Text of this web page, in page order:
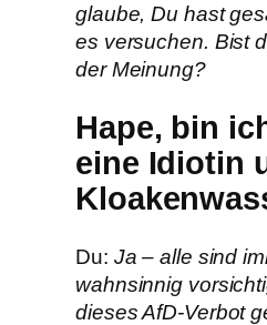
glaube, Du hast
es versuchen. Bist
der Meinung?
Hape, bin
eine Idiotin
Du: Ja – alle sind
wahnsinnig
dieses AfD-Verbot